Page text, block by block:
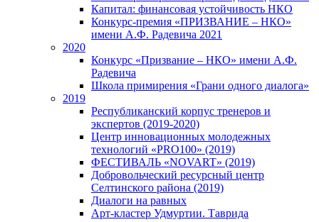
Капитал: финансовая устойчивость НКО
Конкурс-премия «ПРИЗВАНИЕ – НКО»
имени А.Ф. Радевича 2021
2020
Конкурс «Призвание – НКО» имени А.Ф.
Радевича
Школа примирения «Грани одного диалога»
2019
Республиканский корпус тренеров и
экспертов (2019-2020)
Центр инновационных молодежных
технологий «PRO100» (2019)
ФЕСТИВАЛЬ «NOVART» (2019)
Добровольческий ресурсный центр
Селтинского района (2019)
Диалоги на равных
Арт-кластер Удмуртии. Таврида